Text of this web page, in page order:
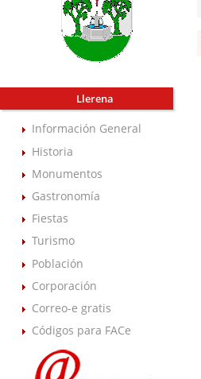
Llerena
Información General
Historia
Monumentos
Gastronomía
Fiestas
Turismo
Población
Corporación
Correo-e gratis
Códigos para FACe